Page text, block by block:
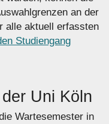
an der
alle aktuell erfassten
Studiengang
Uni Köln
Wartesemester in